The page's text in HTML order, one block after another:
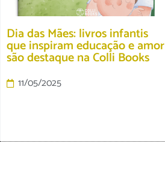
Dia das Mães: livros infantis
que inspiram educação e amor
são destaque na Colli Books
11/05/2025